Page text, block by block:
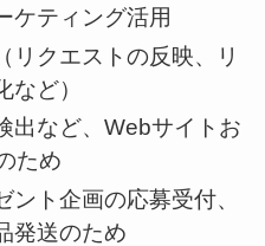
ケティング活用
リクエストの反映、リ
など）
出など、Webサイトお
ため
ント企画の応募受付、
発送のため